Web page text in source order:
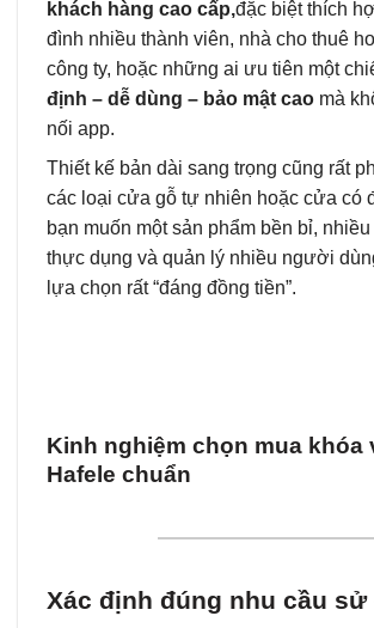
khách hàng cao cấp,đặc biệt thích
đình nhiều thành viên, nhà cho thuê
công ty, hoặc những ai ưu tiên một
định – dễ dùng – bảo mật cao mà
nối app.
Thiết kế bản dài sang trọng cũng rất
các loại cửa gỗ tự nhiên hoặc cửa có
bạn muốn một sản phẩm bền bỉ,
thực dụng và quản lý nhiều người
lựa chọn rất “đáng đồng tiền”.
Kinh nghiệm chọn mua khóa
Hafele chuẩn
Xác định đúng nhu cầu sử